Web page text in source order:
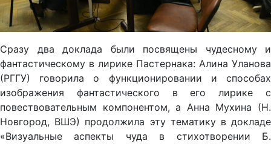
Сразу два доклада были посвящены чудесному и
фантастическому в лирике Пастернака: Алина Уланова
(РГГУ) говорила о функционировании и способах
изображения фантастического в его лирике с
повествовательным компонентом, а Анна Мухина (Н.
Новгород, ВШЭ) продолжила эту тематику в докладе
«Визуальные аспекты чуда в стихотворении Б.